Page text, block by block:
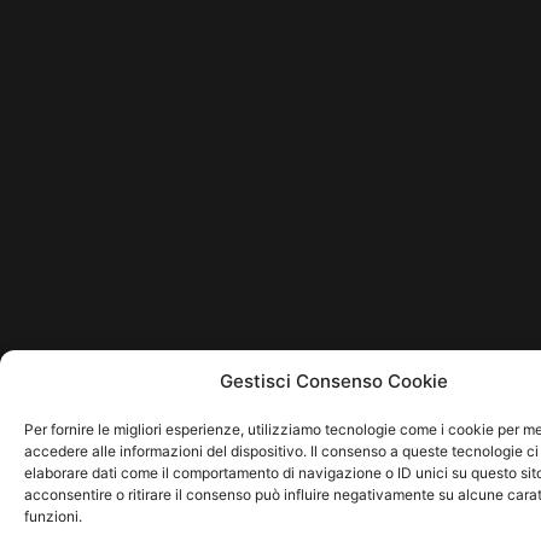
Gestisci Consenso Cookie
Per fornire le migliori esperienze, utilizziamo tecnologie come i cookie per
accedere alle informazioni del dispositivo. Il consenso a queste tecnologie
elaborare dati come il comportamento di navigazione o ID unici su questo
acconsentire o ritirare il consenso può influire negativamente su alcune
funzioni.